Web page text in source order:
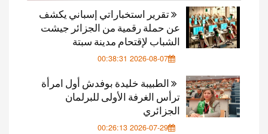
تقرير استخباراتي إسباني يكشف
عن حملة رقمية من الجزائر جيشت
الشباب لإقتحام مدينة سبتة
2026-08-07 00:38:31
الطبيبة خليدة بوفدش أول امرأة
ترأس الغرفة الأولى للبرلمان
الجزائري
2026-07-29 00:26:13